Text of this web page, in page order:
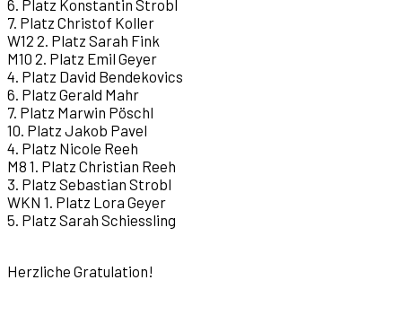
6. Platz Konstantin Strobl
7. Platz Christof Koller
W12 2. Platz Sarah Fink
M10 2. Platz Emil Geyer
4. Platz David Bendekovics
6. Platz Gerald Mahr
7. Platz Marwin Pöschl
10. Platz Jakob Pavel
4. Platz Nicole Reeh
M8 1. Platz Christian Reeh
3. Platz Sebastian Strobl
WKN 1. Platz Lora Geyer
5. Platz Sarah Schiessling
Herzliche Gratulation!